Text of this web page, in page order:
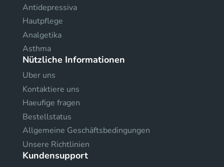
Antidepressiva
Hautpflege
Analgetika
Asthma
Nützliche Informationen
Uber uns
Kontaktiere uns
Haeufige fragen
Bestellstatus
Allgemeine Geschäftsbedingungen
Unsere Richtlinien
Kundensupport